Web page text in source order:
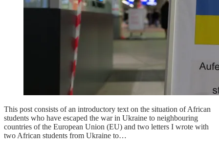
This post consists of an introductory text on the situation of African
students who have escaped the war in Ukraine to neighbouring
countries of the European Union (EU) and two letters I wrote with
two African students from Ukraine to…